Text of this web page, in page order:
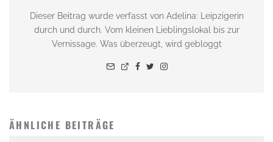
Dieser Beitrag wurde verfasst von Adelina: Leipzigerin
durch und durch. Vom kleinen Lieblingslokal bis zur
Vernissage. Was überzeugt, wird gebloggt
ÄHNLICHE BEITRÄGE